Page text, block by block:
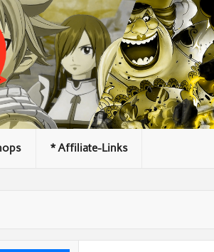
Nerdy Deals 24/7
* Affiliate-Links